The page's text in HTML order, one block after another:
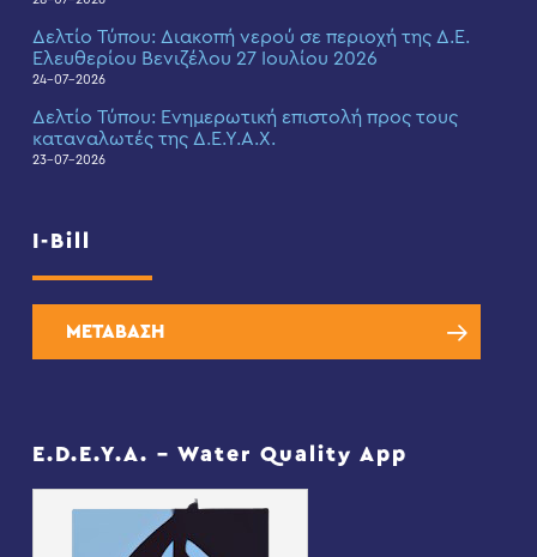
Δελτίο Τύπου: Διακοπή νερού σε περιοχή της Δ.Ε.
Ελευθερίου Βενιζέλου 27 Ιουλίου 2026
24-07-2026
Δελτίο Τύπου: Eνημερωτική επιστολή προς τους
καταναλωτές της Δ.Ε.Υ.Α.Χ.
23-07-2026
I-Bill
ΜΕΤΑΒΑΣΗ
E.D.E.Y.A. – Water Quality App